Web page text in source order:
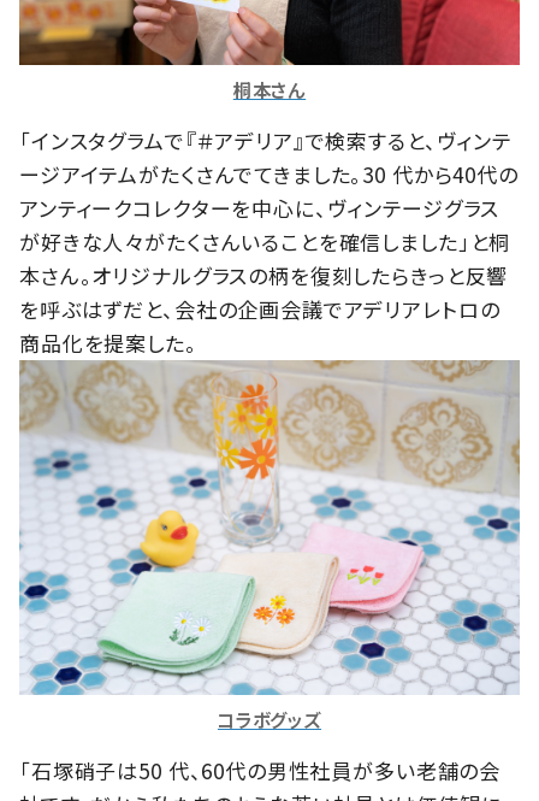
桐本さん
「インスタグラムで『＃アデリア』で検索すると、ヴィンテ
ージアイテムがたくさんでてきました。30 代から40代の
アンティークコレクターを中心に、ヴィンテージグラス
が好きな人々がたくさんいることを確信しました」と桐
本さん。オリジナルグラスの柄を復刻したらきっと反響
を呼ぶはずだと、会社の企画会議でアデリアレトロの
商品化を提案した。
コラボグッズ
「石塚硝子は50 代、60代の男性社員が多い老舗の会